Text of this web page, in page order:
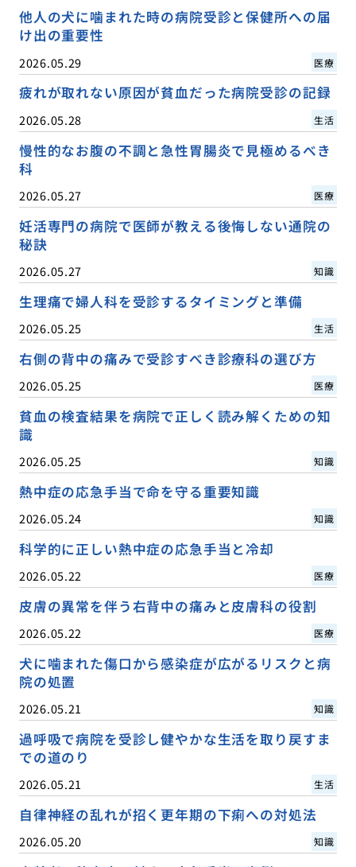
他人の犬に噛まれた時の病院受診と保健所への届
け出の重要性
2026.05.29 医療
疲れが取れない原因が貧血だった病院受診の記録
2026.05.28 生活
慢性的なお腹の不調と急性胃腸炎で見極めるべき
科
2026.05.27 医療
妊活専門の病院で医師が教える後悔しない通院の
秘訣
2026.05.27 知識
生理痛で婦人科を受診するタイミングと準備
2026.05.25 生活
右側の背中の痛みで受診すべき診療科の選び方
2026.05.25 医療
貧血の検査結果を病院で正しく読み解くための知
識
2026.05.25 知識
熱中症の応急手当で命を守る重要知識
2026.05.24 知識
科学的に正しい熱中症の応急手当と冷却
2026.05.22 医療
皮膚の異常を伴う右背中の痛みと皮膚科の役割
2026.05.22 医療
犬に噛まれた傷口から感染症が広がるリスクと病
院の処置
2026.05.21 知識
過呼吸で病院を受診し健やかな生活を取り戻すま
での道のり
2026.05.21 生活
自律神経の乱れが招く更年期の下痢への対処法
2026.05.20 知識